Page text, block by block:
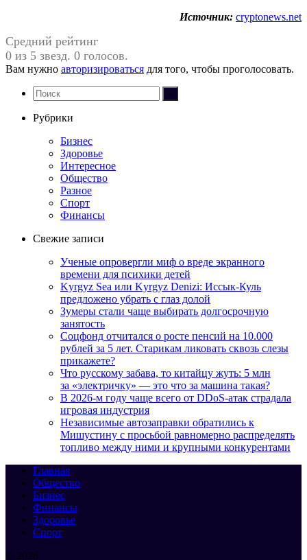
Источник: cryptonews.net
Средний рейтинг
0 из 5 звезд. 0 голосов.
Вам нужно авторизироваться для того, чтобы проголосовать.
Рубрики
Бизнес
Здоровье
Интересное
Общество
Разное
Спорт
Финансы
Свежие записи
Ученые опровергли миф о вреде экранного
времени для психики детей
Kyrgyz Sea или Kyrgyz Denizi: Иссык-Куль
предложено убрать с глаз долой
Зумеры стали чаще выбирать долгосрочную
занятость
Соцфонд отчитался о росте пенсий на 10.000
рублей за 5 лет. Старикам ликовать сквозь слезы
прикажете?
Что русскому забава, то китайцу жуть: 5 млн
за «электричку» — это что за машина такая?
В 2026-м году чаще всего от DDoS-атак страдала
игровая индустрия
Независимые автозаправки обратились к
Мишустину с просьбой равномерно распределять
топливо между ними и крупными конкурентами
Главная
Общество
Бизнес
Финансы
Здоровье
Спорт
© 2026